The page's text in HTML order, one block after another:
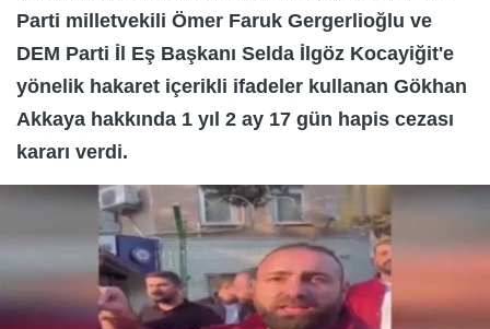
Parti milletvekili Ömer Faruk Gergerlioğlu ve
DEM Parti İl Eş Başkanı Selda İlgöz Kocayiğit'e
yönelik hakaret içerikli ifadeler kullanan Gökhan
Akkaya hakkında 1 yıl 2 ay 17 gün hapis cezası
kararı verdi.